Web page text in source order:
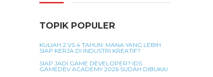
TOPIK POPULER
KULIAH 2 VS 4 TAHUN: MANA YANG LEBIH
SIAP KERJA DI INDUSTRI KREATIF?
SIAP JADI GAME DEVELOPER? IDS
GAMEDEV ACADEMY 2026 SUDAH DIBUKA!